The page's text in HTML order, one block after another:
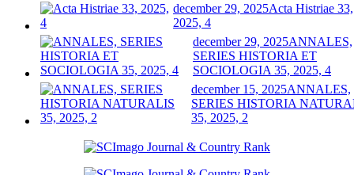
december 29, 2025Acta Histriae 33,
2025, 4
december 29, 2025ANNALES,
SERIES HISTORIA ET
SOCIOLOGIA 35, 2025, 4
december 15, 2025ANNALES,
SERIES HISTORIA
35, 2025, 2